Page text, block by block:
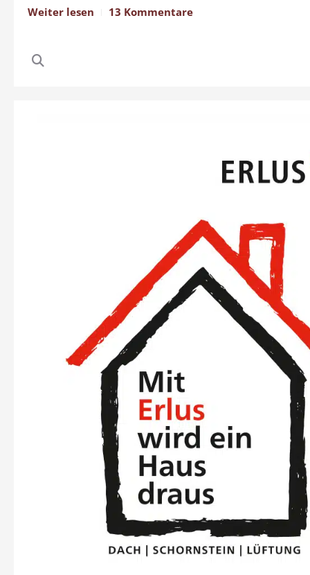
Weiter lesen 13 Kommentare